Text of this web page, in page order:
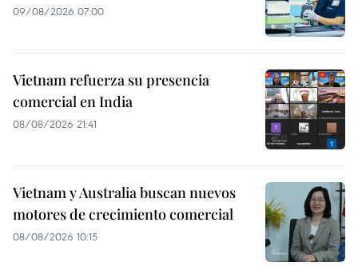
09/08/2026 07:00
Vietnam refuerza su presencia
comercial en India
08/08/2026 21:41
Vietnam y Australia buscan nuevos
motores de crecimiento comercial
08/08/2026 10:15